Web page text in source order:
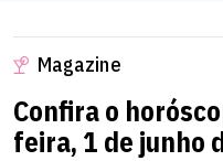
Magazine
Confira o
feira, 1 de junho